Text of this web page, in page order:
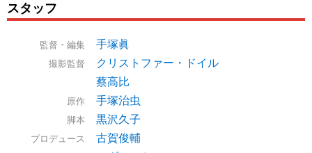
スタッフ
監督・編集 手塚眞
撮影監督
クリストファー・ドイル
蔡高比
原作 手塚治虫
脚本 黒沢久子
プロデュース 古賀俊輔